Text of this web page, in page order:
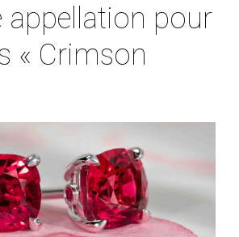
appellation pour
« Crimson